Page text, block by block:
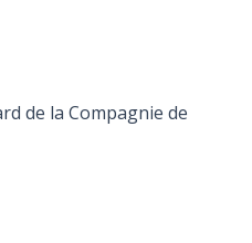
de la Compagnie de